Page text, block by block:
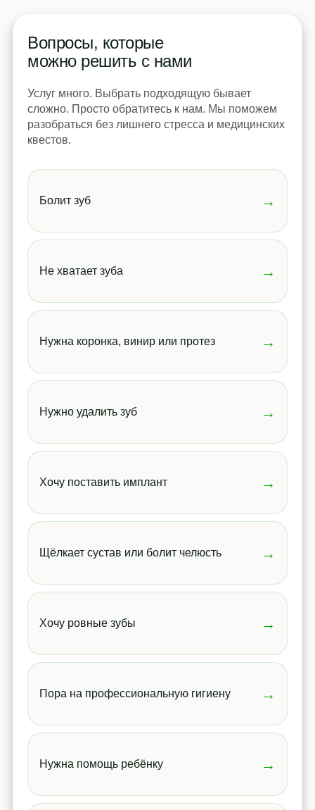
Вопросы, которые
можно решить с нами
Услуг много. Выбрать подходящую бывает
сложно. Просто обратитесь к нам. Мы поможем
разобраться без лишнего стресса и медицинских
квестов.
Болит зуб →
Не хватает зуба →
Нужна коронка, винир или протез →
Нужно удалить зуб →
Хочу поставить имплант →
Щёлкает сустав или болит челюсть →
Хочу ровные зубы →
Пора на профессиональную гигиену →
Нужна помощь ребёнку →